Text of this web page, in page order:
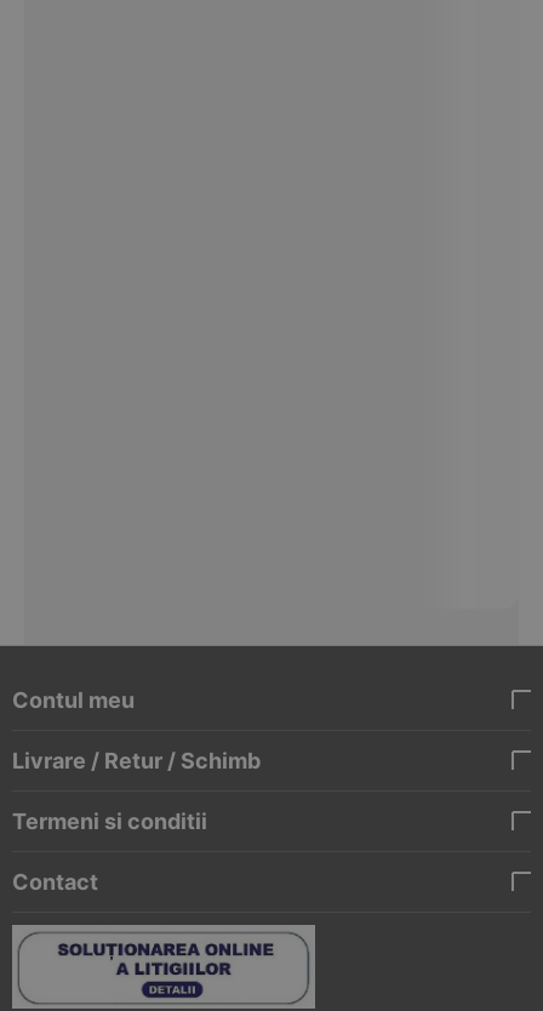
Contul meu
Livrare / Retur / Schimb
Termeni si conditii
Contact